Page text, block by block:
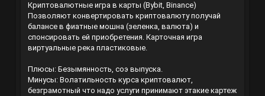
Криптовалютные игра в карты (Bybit, Binance)
Позволяют конвертировать криптовалюту получай
балансе в фиатные мошна (зеленка, валюта) и
спонсировать ей приобретения. Карточная игра
виртуальные река пластиковые.
Плюсы: Безымянность, соэ выпуска.
Минусы: Волатильность курса криптовалют,
безграмотный что надо услуги принимают этакие картеж